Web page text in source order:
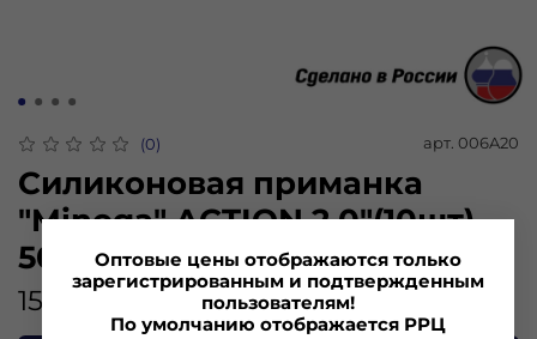
(0) арт. 006A20
Силиконовая приманка
"Minoga" ACTION 2,0"(10шт)
50мм, 0,69гр, цвет 006
151.00 ₽
Оптовые цены отображаются только
зарегистрированным и подтвержденным
пользователям!
По умолчанию отображается РРЦ